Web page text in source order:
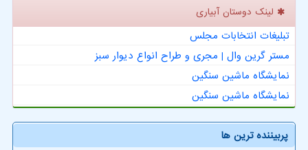
لینک دوستان آبیاری
تبلیغات انتخابات مجلس
مستر گرین وال | مجری و طراح انواع دیوار سبز
نمایشگاه ماشین سنگین
نمایشگاه ماشین سنگین
پربیننده ترین ها